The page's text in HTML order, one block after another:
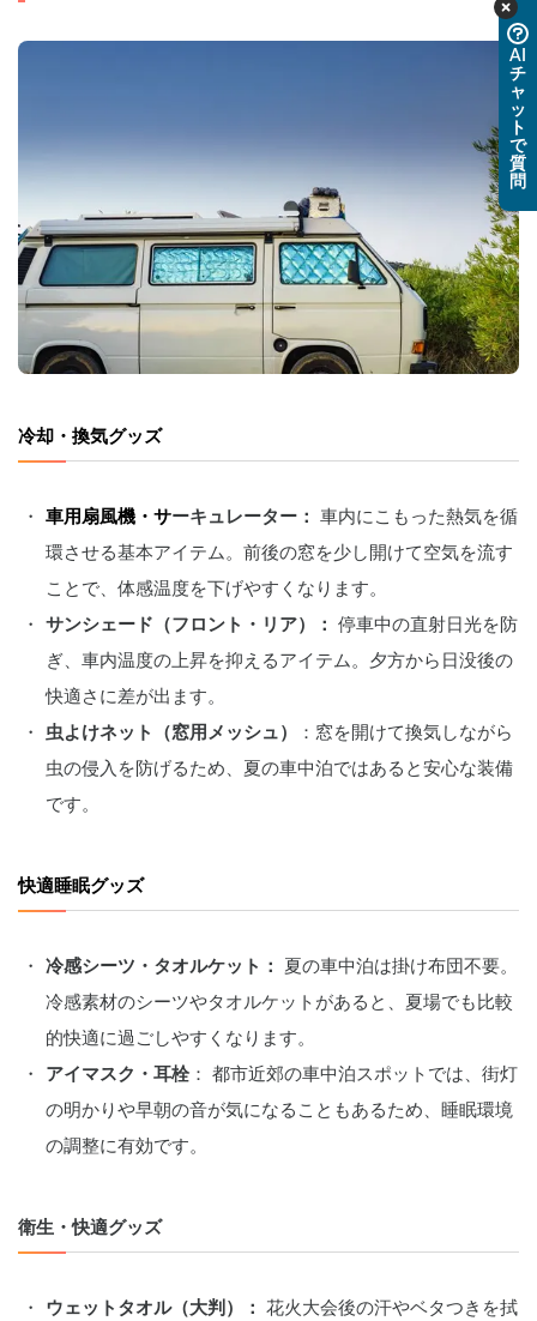
冷却・換気グッズ
車用扇風機・サーキュレーター：
車内にこもった熱気を循
環させる基本アイテム。前後の窓を少し開けて空気を流す
ことで、体感温度を下げやすくなります。
サンシェード（フロント・リア）：
停車中の直射日光を防
ぎ、車内温度の上昇を抑えるアイテム。夕方から日没後の
快適さに差が出ます。
虫よけネット（窓用メッシュ）
：窓を開けて換気しながら
虫の侵入を防げるため、夏の車中泊ではあると安心な装備
です。
快適睡眠グッズ
冷感シーツ・タオルケット：
夏の車中泊は掛け布団不要。
冷感素材のシーツやタオルケットがあると、夏場でも比較
的快適に過ごしやすくなります。
アイマスク・耳栓： 都市近郊の車中泊スポットでは、街灯
の明かりや早朝の音が気になることもあるため、睡眠環境
の調整に有効です。
衛生・快適グッズ
ウェットタオル（大判）：
花火大会後の汗やベタつきを拭
AI
チ
ャ
ッ
ト
で
質
問